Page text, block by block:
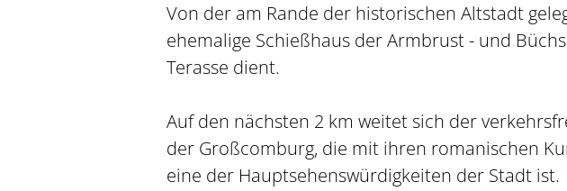
Von der am Rande der historischen Altstadt
ehemalige Schießhaus der Armbrust - und
Terasse dient.
Auf den nächsten 2 km weitet sich der
der Großcomburg, die mit ihren romanischen
eine der Hauptsehenswürdigkeiten der Stadt ist.